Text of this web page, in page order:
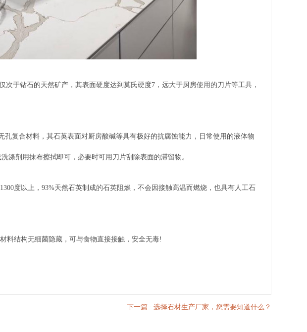
次于钻石的天然矿产，其表面硬度达到莫氏硬度7，远大于厨房使用的刀片等工具，
复合材料，其石英表面对厨房酸碱等具有极好的抗腐蚀能力，日常使用的液体物
涤剂用抹布擦拭即可，必要时可用刀片刮除表面的滞留物。
度以上，93%天然石英制成的石英阻燃，不会因接触高温而燃烧，也具有人工石
料结构无细菌隐藏，可与食物直接接触，安全无毒!
下一篇 : 选择石材生产厂家，您需要知道什么？